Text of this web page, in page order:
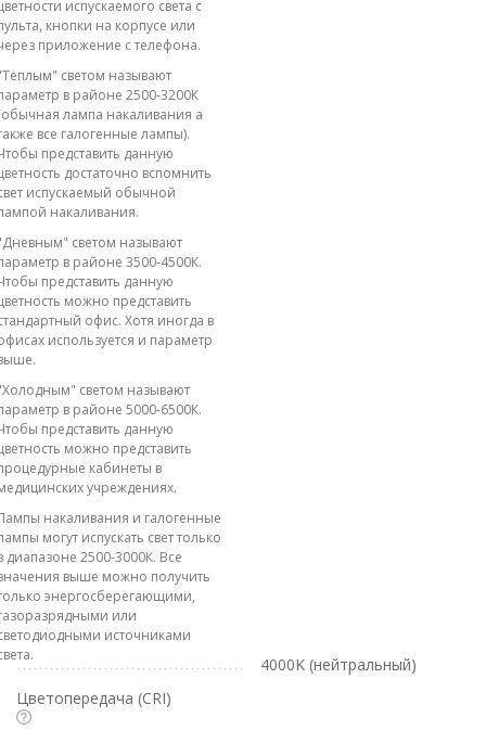
испускаемого света с
кнопки на корпусе или
приложение с телефона.
светом называют
в районе 2500-3200К
лампа накаливания а
все галогенные лампы).
представить данную
достаточно вспомнить
испускаемый обычной
накаливания.
светом называют
в районе 3500-4500К.
представить данную
можно представить
офис. Хотя иногда в
используется и параметр
светом называют
в районе 5000-6500К.
представить данную
можно представить
кабинеты в
учреждениях.
накаливания и галогенные
могут испускать свет только
диапазоне 2500-3000К. Все
выше можно получить
энергосберегающими,
или
источниками
4000K (нейтральный)
Цветопередача (CRI)